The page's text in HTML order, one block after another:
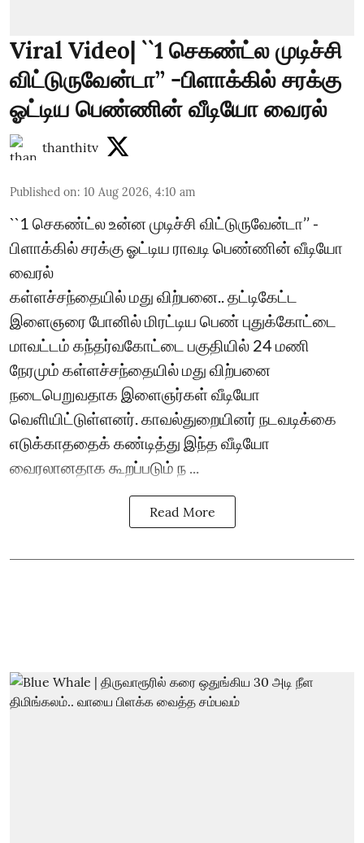
Viral Video| ``1 செகண்ட்ல முடிச்சி
விட்டுருவேன்டா’’ -பிளாக்கில் சரக்கு
ஓட்டிய பெண்ணின் வீடியோ வைரல்
thanthitv
Published on: 10 Aug 2026, 4:10 am
``1 செகண்ட்ல உன்ன முடிச்சி விட்டுருவேன்டா’’ -
பிளாக்கில் சரக்கு ஓட்டிய ராவடி பெண்ணின் வீடியோ
வைரல்
கள்ளச்சந்தையில் மது விற்பனை.. தட்டிகேட்ட
இளைஞரை போனில் மிரட்டிய பெண் புதுக்கோட்டை
மாவட்டம் கந்தர்வகோட்டை பகுதியில் 24 மணி
நேரமும் கள்ளச்சந்தையில் மது விற்பனை
நடைபெறுவதாக இளைஞர்கள் வீடியோ
வெளியிட்டுள்ளனர். காவல்துறையினர் நடவடிக்கை
எடுக்காததைக் கண்டித்து இந்த வீடியோ
வைரலானதாக கூறப்படும் ந ...
Read More